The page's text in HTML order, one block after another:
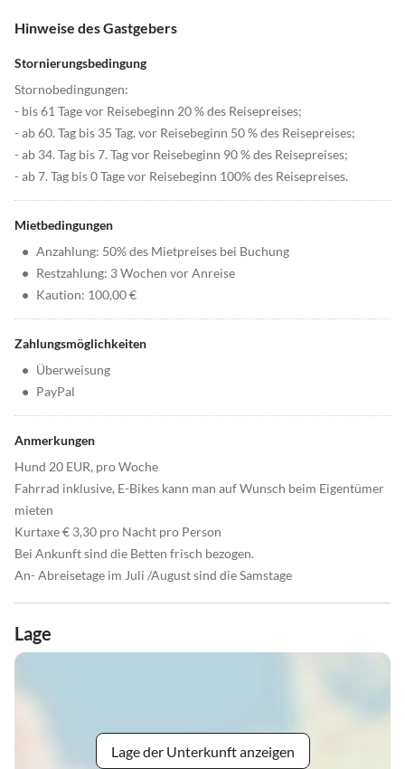
Hinweise des Gastgebers
Stornierungsbedingung
Stornobedingungen:
- bis 61 Tage vor Reisebeginn 20 % des Reisepreises;
- ab 60. Tag bis 35 Tag. vor Reisebeginn 50 % des Reisepreises;
- ab 34. Tag bis 7. Tag vor Reisebeginn 90 % des Reisepreises;
- ab 7. Tag bis 0 Tage vor Reisebeginn 100% des Reisepreises.
Mietbedingungen
• Anzahlung: 50% des Mietpreises bei Buchung
• Restzahlung: 3 Wochen vor Anreise
• Kaution: 100,00 €
Zahlungsmöglichkeiten
• Überweisung
• PayPal
Anmerkungen
Hund 20 EUR, pro Woche
Fahrrad inklusive, E-Bikes kann man auf Wunsch beim Eigentümer
mieten
Kurtaxe € 3,30 pro Nacht pro Person
Bei Ankunft sind die Betten frisch bezogen.
An- Abreisetage im Juli /August sind die Samstage
Lage
Lage der Unterkunft anzeigen